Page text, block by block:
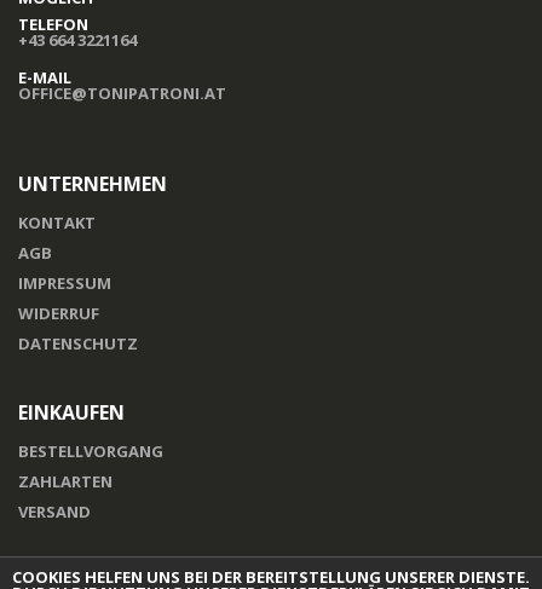
TELEFON
+43 664 3221164
E-MAIL
OFFICE@TONIPATRONI.AT
UNTERNEHMEN
KONTAKT
AGB
IMPRESSUM
WIDERRUF
DATENSCHUTZ
EINKAUFEN
BESTELLVORGANG
ZAHLARTEN
VERSAND
COOKIES HELFEN UNS BEI DER BEREITSTELLUNG UNSERER DIENSTE.